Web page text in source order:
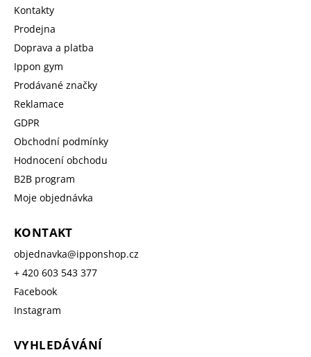
Kontakty
Prodejna
Doprava a platba
Ippon gym
Prodávané značky
Reklamace
GDPR
Obchodní podmínky
Hodnocení obchodu
B2B program
Moje objednávka
KONTAKT
objednavka@ipponshop.cz
+ 420 603 543 377
Facebook
Instagram
VYHLEDÁVÁNÍ